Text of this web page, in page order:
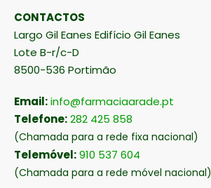
CONTACTOS
Largo Gil Eanes Edifício Gil Eanes
Lote B-r/c-D
8500-536 Portimão
Email:info@farmaciaarade.pt
Telefone:282 425 858
(Chamada para a rede fixa nacional)
Telemóvel:910 537 604
(Chamada para a rede móvel nacional)